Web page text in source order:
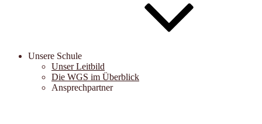
Unsere Schule
Unser Leitbild
Die WGS im Überblick
Ansprechpartner